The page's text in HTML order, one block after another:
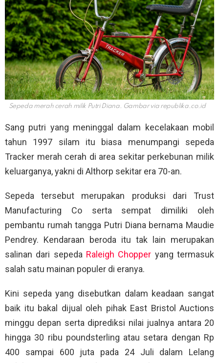
Sepeda merah cerah milik Putri Diana. Gambar via republika.co.id
Sang putri yang meninggal dalam kecelakaan mobil
tahun 1997 silam itu biasa menumpangi sepeda
Tracker merah cerah di area sekitar perkebunan milik
keluarganya, yakni di Althorp sekitar era 70-an.
Sepeda tersebut merupakan produksi dari Trust
Manufacturing Co serta sempat dimiliki oleh
pembantu rumah tangga Putri Diana bernama Maudie
Pendrey. Kendaraan beroda itu tak lain merupakan
salinan dari sepeda Raleigh Chopper yang termasuk
salah satu mainan populer di eranya.
Kini sepeda yang disebutkan dalam keadaan sangat
baik itu bakal dijual oleh pihak East Bristol Auctions
minggu depan serta diprediksi nilai jualnya antara 20
hingga 30 ribu poundsterling atau setara dengan Rp
400 sampai 600 juta pada 24 Juli dalam Lelang